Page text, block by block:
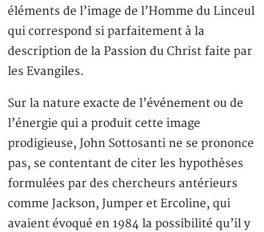
éléments de l’image de l’Homme du Linceul
qui correspond si parfaitement à la
description de la Passion du Christ faite par
les Evangiles.
Sur la nature exacte de l’événement ou de
l’énergie qui a produit cette image
prodigieuse, John Sottosanti ne se prononce
pas, se contentant de citer les hypothèses
formulées par des chercheurs antérieurs
comme Jackson, Jumper et Ercoline, qui
avaient évoqué en 1984 la possibilité qu’il y